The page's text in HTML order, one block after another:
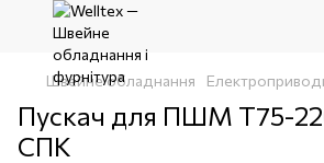
Швейне обладнання
Пускач для ПШМ T75-
СПК